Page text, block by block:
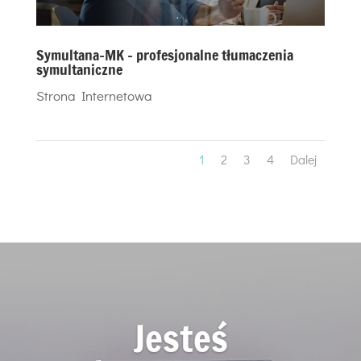
Symultana-MK – profesjonalne tłumaczenia
symultaniczne
Strona Internetowa
1 2 3 4 Dalej
Jesteś